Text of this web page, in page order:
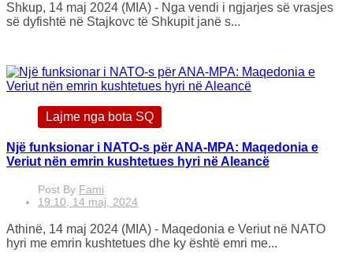
Shkup, 14 maj 2024 (MIA) - Nga vendi i ngjarjes së vrasjes
së dyfishtë në Stajkovc të Shkupit janë s...
Lajme nga bota SQ
Një funksionar i NATO-s për ANA-MPA: Maqedonia e
Veriut nën emrin kushtetues hyri në Aleancë
Post By Fami
19:10, 14 maj, 2024
Athinë, 14 maj 2024 (MIA) - Maqedonia e Veriut në NATO
hyri me emrin kushtetues dhe ky është emri me...